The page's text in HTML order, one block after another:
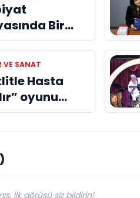
Bir
Deha
Dilruba
ve Zift Karası
‘AVENOİR’
VE SANAT
Hasta
oyunu
sanatla
İlk görüşü siz bildirin!